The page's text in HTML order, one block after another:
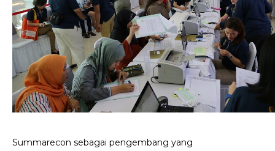
Summarecon sebagai pengembang yang